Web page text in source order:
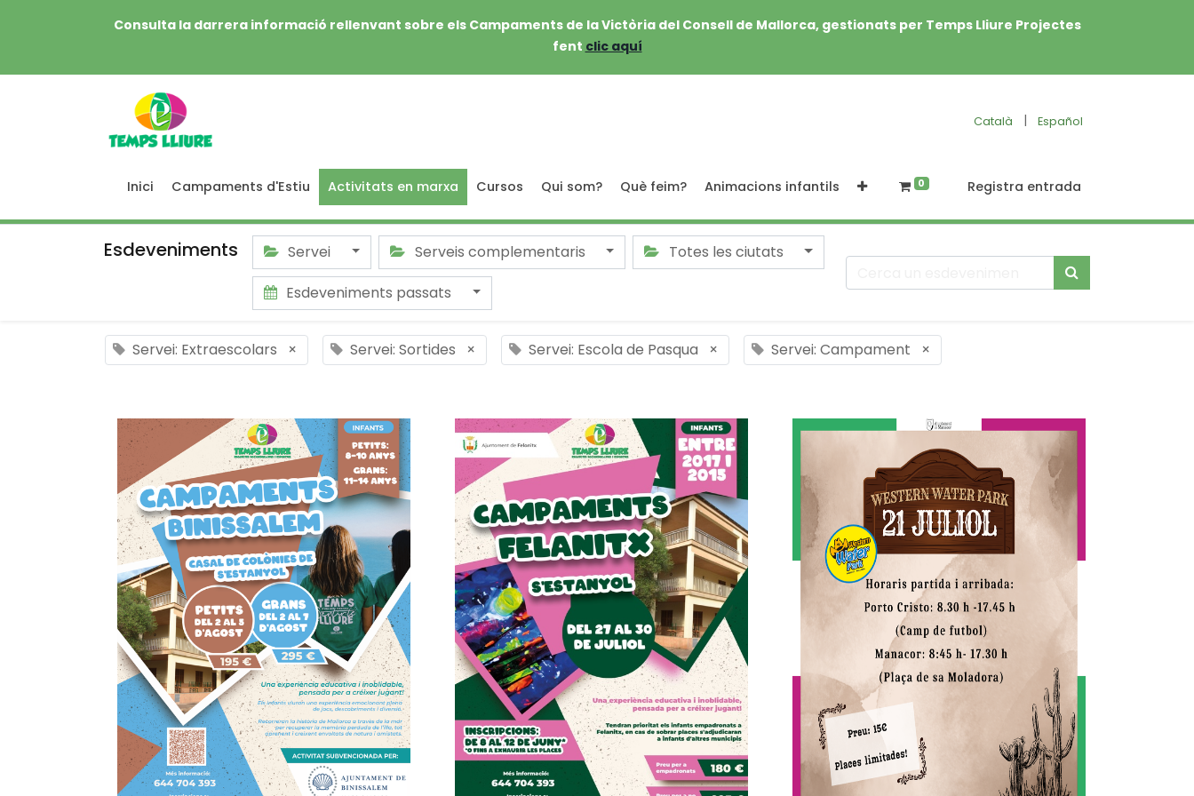
Consulta la darrera informació rellenvant sobre els Campaments de la Victòria del Consell de Mallorca, gestionats per Temps Lliure Projectes
fent clic aquí
Català | Español
Inici Campaments d'Estiu Activitats en marxa Cursos Qui som? Què feim? Animacions infantils 0 Registra entrada
Esdeveniments Servei Serveis complementaris
Totes les ciutats
Esdeveniments passats
Servei: Extraescolars × Servei: Sortides × Servei: Escola de Pasqua × Servei: Campament ×